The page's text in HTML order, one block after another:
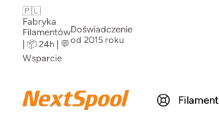
🇵🇱
Fabryka
Filamentów
| 📦 24h | 💬
Wsparcie
Doświadczenie
od 2015 roku